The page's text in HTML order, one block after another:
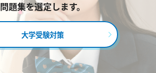
問題集を選定します。
大学受験対策